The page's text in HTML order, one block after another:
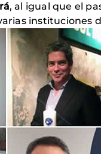
, al igual que el
instituciones